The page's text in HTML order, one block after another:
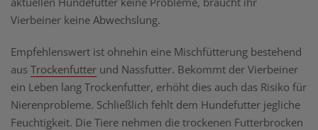
Vierbeiner keine Abwechslung.
Empfehlenswert ist ohnehin eine Mischfütterung bestehend
aus Trockenfutter und Nassfutter. Bekommt der Vierbeiner
ein Leben lang Trockenfutter, erhöht dies auch das Risiko für
Nierenprobleme. Schließlich fehlt dem Hundefutter jegliche
Feuchtigkeit. Die Tiere nehmen die trockenen Futterbrocken